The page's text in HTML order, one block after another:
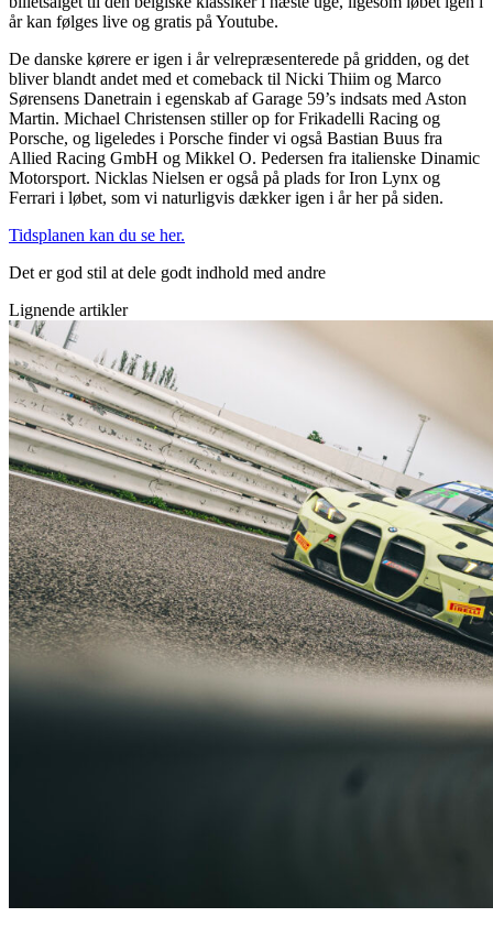
år kan følges live og gratis på Youtube.
De danske kørere er igen i år velrepræsenterede på gridden, og det
bliver blandt andet med et comeback til Nicki Thiim og Marco
Sørensens Danetrain i egenskab af Garage 59’s indsats med Aston
Martin. Michael Christensen stiller op for Frikadelli Racing og
Porsche, og ligeledes i Porsche finder vi også Bastian Buus fra
Allied Racing GmbH og Mikkel O. Pedersen fra italienske Dinamic
Motorsport. Nicklas Nielsen er også på plads for Iron Lynx og
Ferrari i løbet, som vi naturligvis dækker igen i år her på siden.
Tidsplanen kan du se her.
Det er god stil at dele godt indhold med andre
Lignende artikler